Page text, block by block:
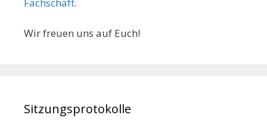
Fachschaft.
Wir freuen uns auf Euch!
Sitzungsprotokolle